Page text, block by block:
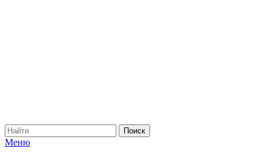
Меню